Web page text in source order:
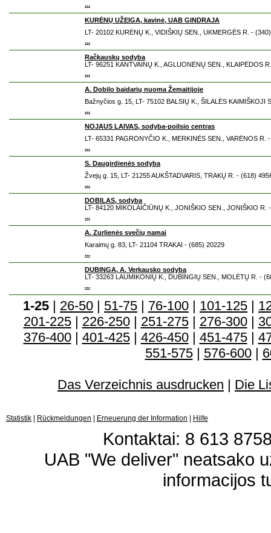
...
KURĖNŲ UŽEIGA, kavinė, UAB GINDRAJA
LT- 20102 KURĖNŲ K., VIDIŠKIŲ SEN., UKMERGĖS R. -
...
Račkauskų sodyba
LT- 96251 KANTVAINŲ K., AGLUONĖNŲ SEN., KLAIPĖDOS
...
A. Dobilo baidarių nuoma Žemaitijoje
Bažnyčios g. 15, LT- 75102 BALSIŲ K., ŠILALĖS KAIMIŠKOJI
...
NOJAUS LAIVAS, sodyba-poilsio centras
LT- 65331 PAGRONYČIO K., MERKINĖS SEN., VARĖNOS R.
...
S. Daugirdienės sodyba
Žvejų g. 15, LT- 21255 AUKŠTADVARIS, TRAKŲ R. - (618)
...
DOBILAS, sodyba
LT- 84120 MIKOLAIČIŪNŲ K., JONIŠKIO SEN., JONIŠKIO R.
...
A. Zurlienės svečių namai
Karaimų g. 83, LT- 21104 TRAKAI - (685) 20229
...
DUBINGA, A. Verkausko sodyba
LT- 33263 LAUMIKONIŲ K., DUBINGIŲ SEN., MOLĖTŲ R. -
...
1-25 | 26-50 | 51-75 | 76-100 | 101-125 |
201-225| 226-250| 251-275| 276-300|
376-400| 401-425| 426-450| 451-475|
551-575| 576-600|
Das Verzeichnis ausdrucken | Die
Statistik Rückmeldungen Erneuerung der Information Hilfe
Kontaktai: 8 613
UAB "We deliver" neatsako
informacijos